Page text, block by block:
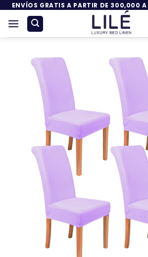
Saltar
contenido
ENVÍOS GRATIS A PARTIR DE 300,000